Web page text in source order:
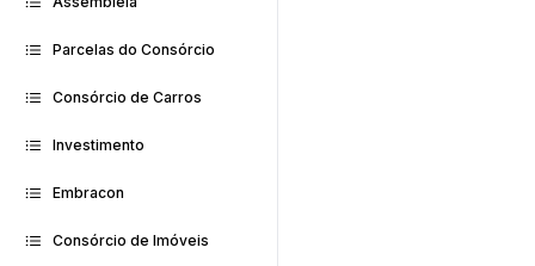
Parcelas do Consórcio
Consórcio de Carros
Investimento
Embracon
Consórcio de Imóveis